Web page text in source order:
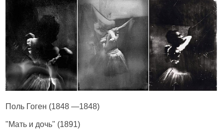
Поль Гоген (1848 —1848)
"Мать и дочь" (1891)